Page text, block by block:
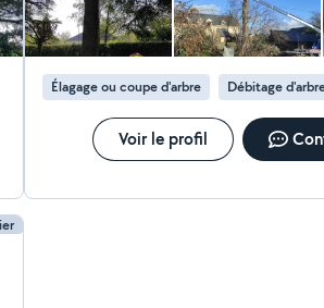
Élagage ou coupe d'arbre Débitage
Voir le profil